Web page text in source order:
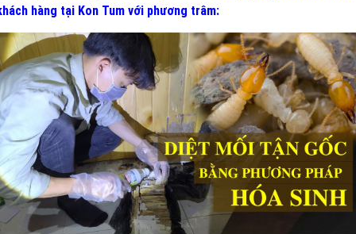
hàng tại Kon Tum với phương trâm: